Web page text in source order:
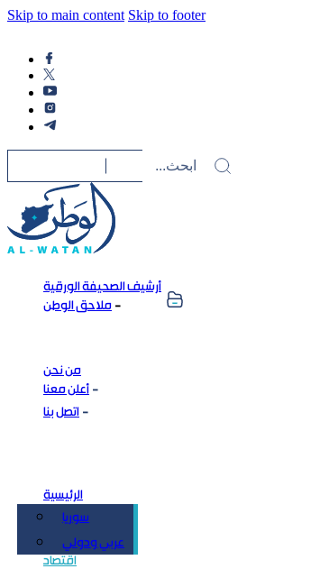
Skip to main content Skip to footer
أرشيف الصحيفة الورقية
ملاحق الوطن
من نحن
أعلن معنا
اتصل بنا
الرئيسية
سوريا
عربي ودولي
اقتصاد